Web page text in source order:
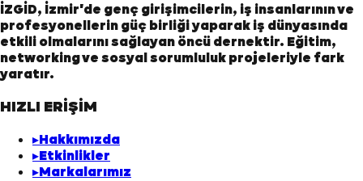
İZGİD, İzmir'de genç girişimcilerin, iş insanlarının ve
profesyonellerin güç birliği yaparak iş dünyasında
etkili olmalarını sağlayan öncü dernektir. Eğitim,
networking ve sosyal sorumluluk projeleriyle fark
yaratır.
HIZLI ERİŞİM
▸Hakkımızda
▸Etkinlikler
▸Markalarımız